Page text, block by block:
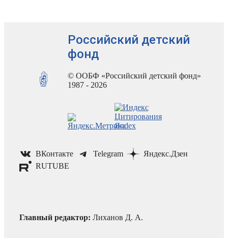
Российский детский
фонд
© ООБФ «Российский детский фонд»
1987 - 2026
ВКонтакте Telegram
Яндекс.Дзен
RUTUBE
Главный редактор: Лиханов Д. А.